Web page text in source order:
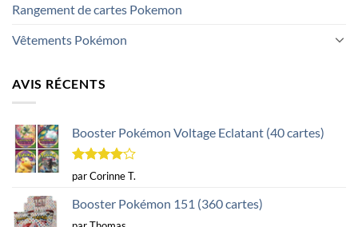
Rangement de cartes Pokemon
Vêtements Pokémon
AVIS RÉCENTS
Booster Pokémon Voltage Eclatant (40 cartes)
Note4
sur 5
par Corinne T.
Booster Pokémon 151 (360 cartes)